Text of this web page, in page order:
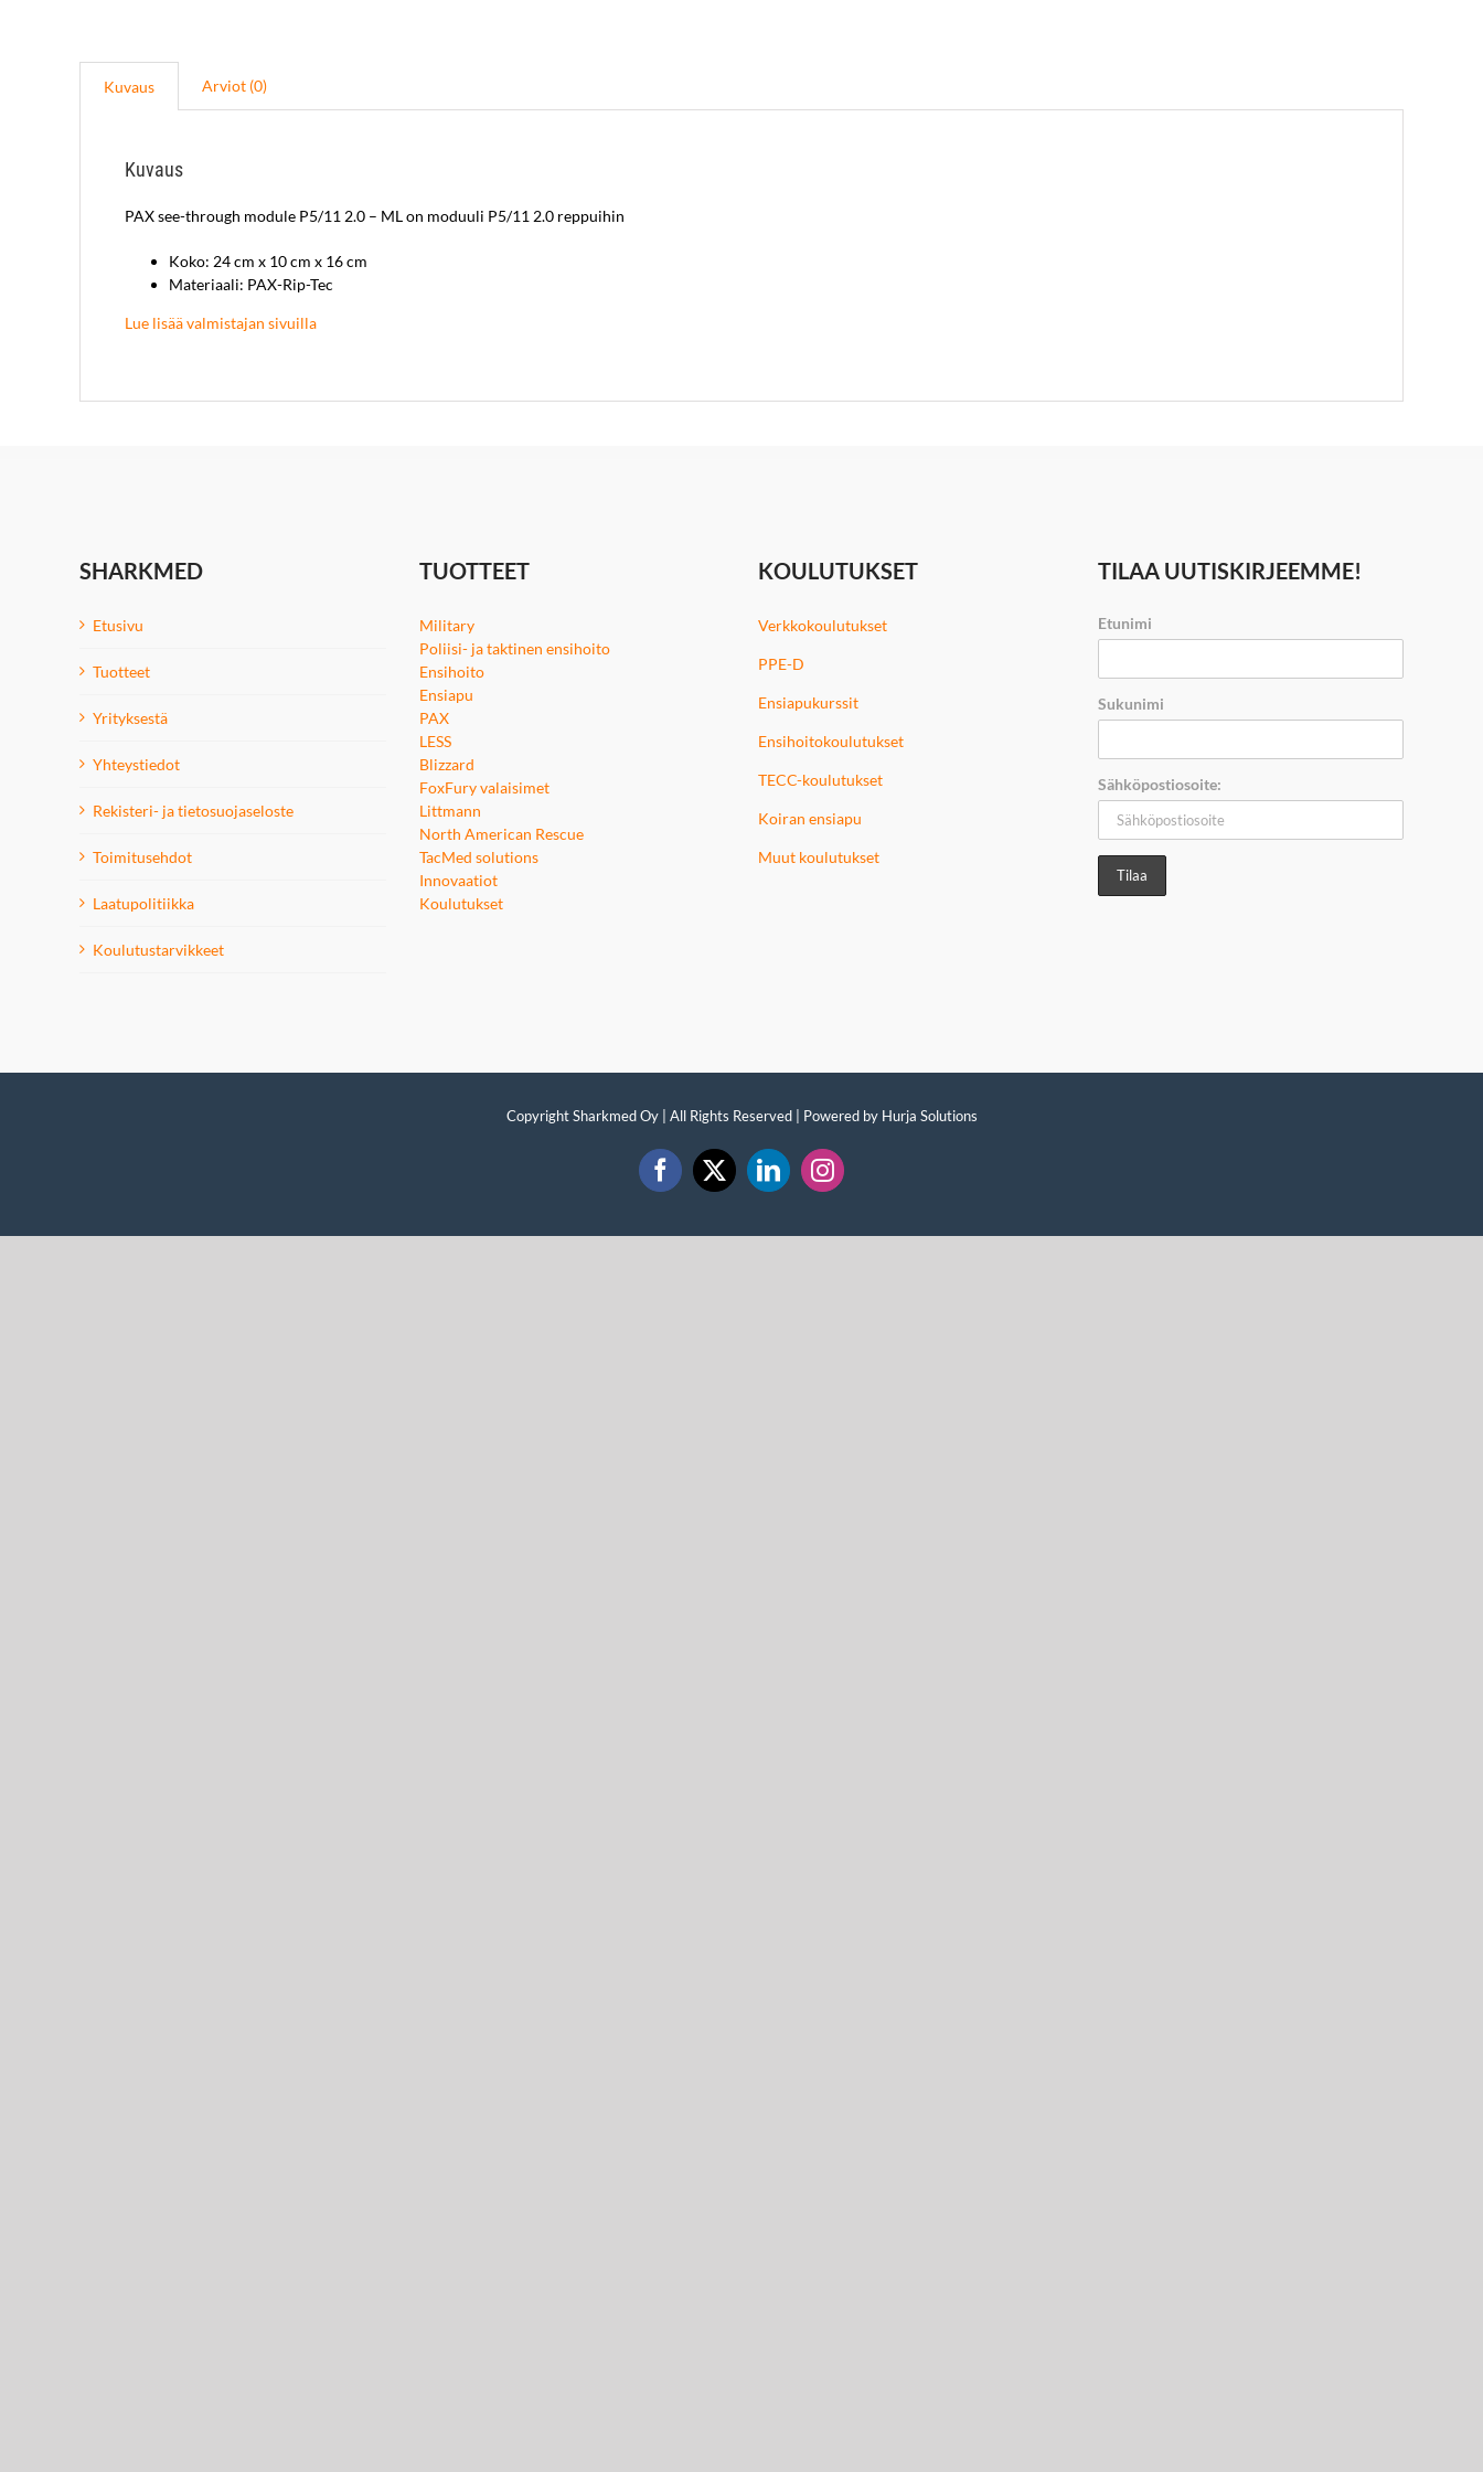
Kuvaus Arviot (0)
Kuvaus
PAX see-through module P5/11 2.0 – ML on moduuli P5/11 2.0 reppuihin
Koko: 24 cm x 10 cm x 16 cm
Materiaali: PAX-Rip-Tec
Lue lisää valmistajan sivuilla
SHARKMED
Etusivu
Tuotteet
Yrityksestä
Yhteystiedot
Rekisteri- ja tietosuojaseloste
Toimitusehdot
Laatupolitiikka
Koulutustarvikkeet
TUOTTEET
Military
Poliisi- ja taktinen ensihoito
Ensihoito
Ensiapu
PAX
LESS
Blizzard
FoxFury valaisimet
Littmann
North American Rescue
TacMed solutions
Innovaatiot
Koulutukset
KOULUTUKSET
Verkkokoulutukset
PPE-D
Ensiapukurssit
Ensihoitokoulutukset
TECC-koulutukset
Koiran ensiapu
Muut koulutukset
TILAA UUTISKIRJEEMME!
Etunimi
Sukunimi
Sähköpostiosoite:
Copyright Sharkmed Oy | All Rights Reserved | Powered by Hurja Solutions
Facebook
X LinkedInInstagram